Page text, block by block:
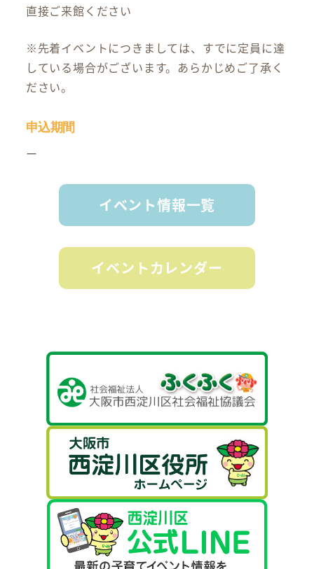
直接ご来館ください
※先着イベントにつきましては、すでに定員に達
している場合がございます。あらかじめご了承く
ださい。
申込期間
ー
イベント情報一覧
イベントカレンダー